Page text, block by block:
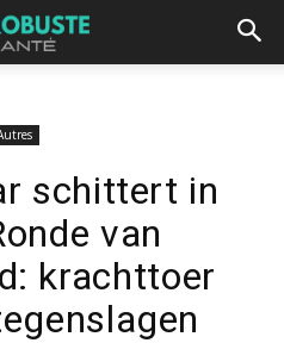
schittert in
van
krachttoer